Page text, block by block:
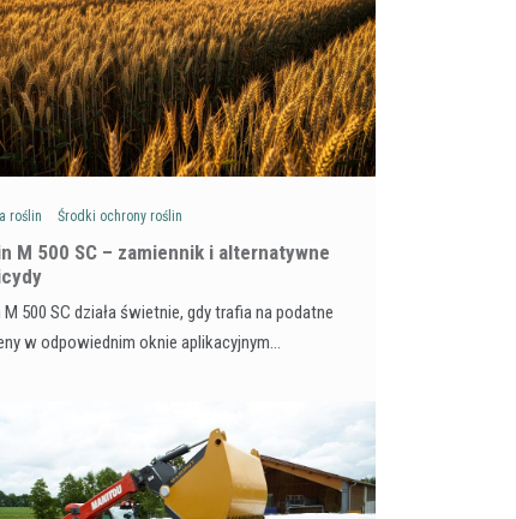
roślin Środki ochrony roślin
M 500 SC – zamiennik i alternatywne
M 500 SC działa świetnie, gdy trafia na podatne
w odpowiednim oknie aplikacyjnym…